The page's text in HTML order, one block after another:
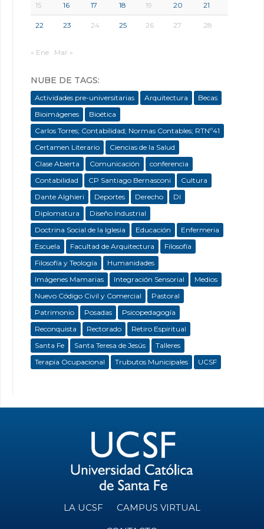
15 16 17 18 19 20 21
22 23 24 25 26 27 28
« Ene Mar »
NUBE DE TAGS:
Actividades pre-universitarias Arquitectura
Becas
Bioimágenes
Bioética
Carlos Torres; Contabilidad; Normas Contables; RTNº41
Certamen Literario
Ciencias de la Salud
Clase Abierta
Comunicación
conferencia
Contabilidad
CP Santiago Bernasconi
Cultura
Dante Alghieri
Deportes Derecho
DI
Diplomatura
Diseño Industrial
Doctrina Social de la Iglesia
Educación
Enfermeria
Escuela
Facultad de Arquitectura
Filosofía
Filosofía y Teología
Humanidades
Imágenes Mamarias
Integración Sensorial
Medios
Nuevo Código Civil y Comercial
Pastoral
Patrimonio
Posadas
Psicopedagogía
Reconquista
Rectorado
Retiro Espiritual
Santa Fe
Santa Teresa de Jesús
Talleres
Terapia Ocupacional
Trubutos Municipales UCSF
LA UCSF CAMPUS VIRTUAL